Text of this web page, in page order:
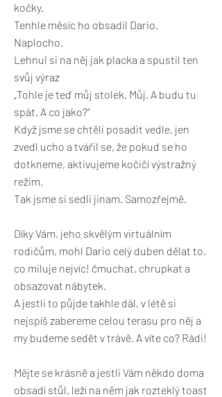
kočky.
Tenhle měsíc ho obsadil Dario.
Naplocho.
Lehnul si na něj jak placka a spustil ten
svůj výraz
„Tohle je teď můj stolek. Můj. A budu tu
spát. A co jako?“
Když jsme se chtěli posadit vedle, jen
zvedl ucho a tvářil se, že pokud se ho
dotkneme, aktivujeme kočičí výstražný
režim.
Tak jsme si sedli jinam. Samozřejmě.
Díky Vám, jeho skvělým virtuálním
rodičům, mohl Dario celý duben dělat to,
co miluje nejvíc! čmuchat, chrupkat a
obsazovat nábytek.
A jestli to půjde takhle dál, v létě si
nejspíš zabereme celou terasu pro něj a
my budeme sedět v trávě. A víte co? Rádi!
Mějte se krásně a jestli Vám někdo doma
obsadí stůl, leží na něm jak rozteklý toast